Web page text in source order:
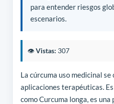
para entender riesgos
escenarios.
👁️Vistas: 307
La cúrcuma uso medicinal se
aplicaciones terapéuticas.
como Curcuma longa, es